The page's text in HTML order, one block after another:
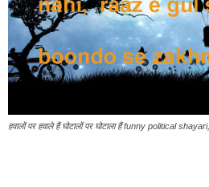
हवालों पर हवाले हैं घोटालों पर घोटाला हैं funny political shayari,